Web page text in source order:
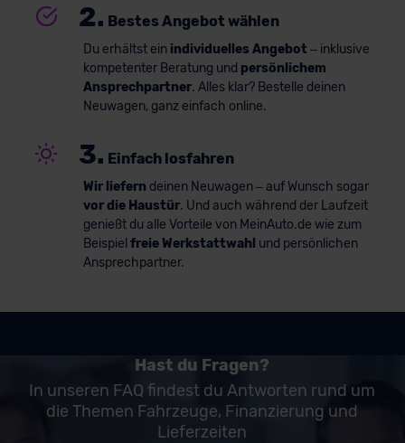
2. Bestes Angebot wählen
Du erhältst ein individuelles Angebot – inklusive
kompetenter Beratung und persönlichem
Ansprechpartner. Alles klar? Bestelle deinen
Neuwagen, ganz einfach online.
3. Einfach losfahren
Wir liefern deinen Neuwagen – auf Wunsch sogar
vor die Haustür. Und auch während der Laufzeit
genießt du alle Vorteile von MeinAuto.de wie zum
Beispiel freie Werkstattwahl und persönlichen
Ansprechpartner.
Hast du Fragen?
In unseren FAQ findest du Antworten rund um
die Themen Fahrzeuge, Finanzierung und
Lieferzeiten